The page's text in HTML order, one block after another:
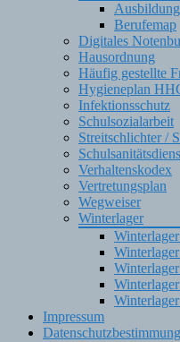
Berufemap
Digitales
Hausordnung
Häufig gestellte
Hygieneplan
Infektionsschutz
Schulsozialarbeit
Streitschlichter /
Verhaltenskodex
Vertretungsplan
Wegweiser
Winterlager
Impressum